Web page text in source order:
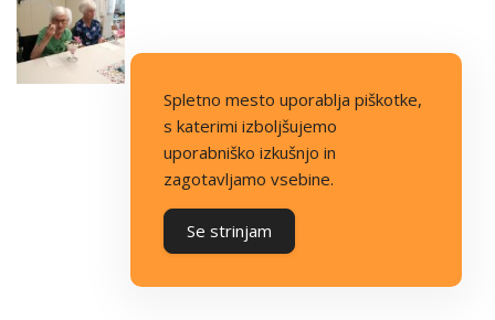
Spletno mesto uporablja piškotke,
s katerimi izboljšujemo
uporabniško izkušnjo in
zagotavljamo vsebine.
Se strinjam